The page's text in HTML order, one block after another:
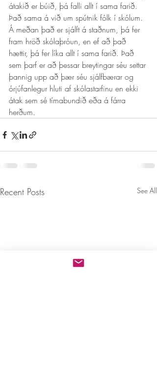
átakið er búið, þá falli allt í sama farið.
Það sama á við um spútnik fólk í skólum.
Á meðan það er sjálft á staðnum, þá fer
fram hröð skólaþróun, en ef að það
hættir, þá fer líka allt í sama farið. Það
sem þarf er að þessar breytingar séu settar
þannig upp að þær séu sjálfbærar og
órjúfanlegur hluti af skólastarfinu en ekki
átak sem sé tímabundið eða á fárra
herðum.
Recent Posts See All